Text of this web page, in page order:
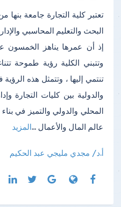
تعتبر كلية التجارة جامعة بنها
البحث والتعليم المحاسبي
وتتبني الكلية رؤية طموحة
تنتمي إليها ، وتتمثل هذه
والدولية بين كليات التجارة
المحلي والدولي والتميز في
عالم المال والأعمال ...المزيد
أ.د/ مجدي مليجي عبد الحكيم